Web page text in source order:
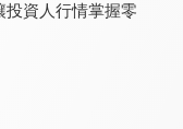
投資人行情掌握零